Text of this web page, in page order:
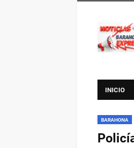
INICIO
BARAHONA